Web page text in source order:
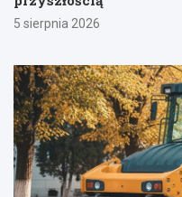
5 sierpnia 2026